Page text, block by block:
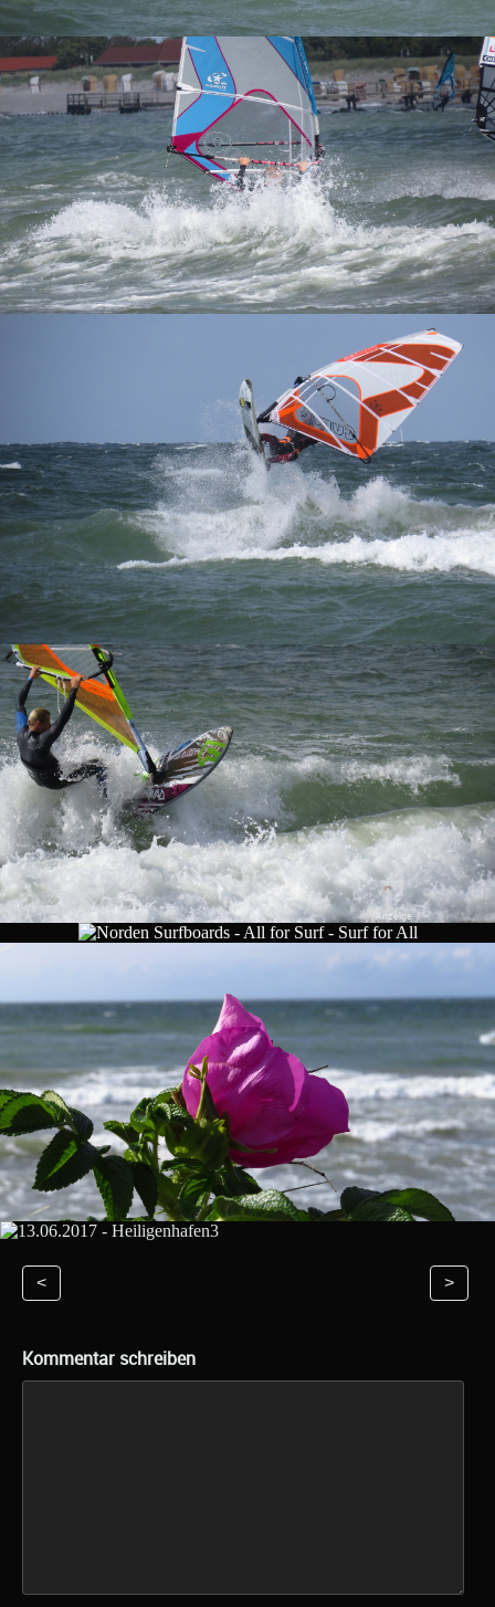
< >
Kommentar schreiben